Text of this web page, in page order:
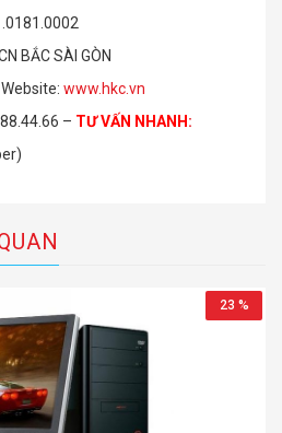
BẮC SÀI GÒN
www.hkc.vn
– TƯ VẤN NHANH :
23 %